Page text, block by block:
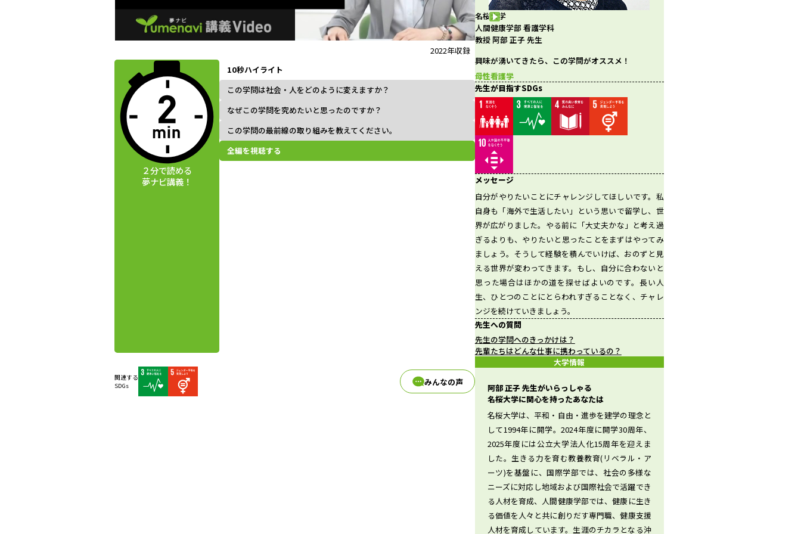
a
y
2022年収録
２分で読める
夢ナビ講義！
動画視聴前に
夢ナビ講義を
読んでみよう
10秒ハイライト
この学問は社会・人をどのように変えますか？
なぜこの学問を究めたいと思ったのですか？
この学問の最前線の取り組みを教えてください。
全編を視聴する
関連する
SDGs
みんなの声
名桜大学
人間健康学部 看護学科
教授 阿部 正子 先生
興味が湧いてきたら、この学問がオススメ！
母性看護学
先生が目指すSDGs
メッセージ
自分がやりたいことにチャレンジしてほしいです。私
自身も「海外で生活したい」という思いで留学し、世
界が広がりました。やる前に「大丈夫かな」と考え過
ぎるよりも、やりたいと思ったことをまずはやってみ
ましょう。そうして経験を積んでいけば、おのずと見
える世界が変わってきます。もし、自分に合わないと
思った場合はほかの道を探せばよいのです。長い人
生、ひとつのことにとらわれすぎることなく、チャレ
ンジを続けていきましょう。
先生への質問
先生の学問へのきっかけは？
先輩たちはどんな仕事に携わっているの？
大学情報
阿部 正子 先生がいらっしゃる
名桜大学に関心を持ったあなたは
名桜大学は、平和・自由・進歩を建学の理念と
して1994年に開学。2024年度に開学30周年、
2025年度には公立大学法人化15周年を迎えま
した。生きる力を育む教養教育(リベラル・ア
ーツ)を基盤に、国際学部では、社会の多様な
ニーズに対応し地域および国際社会で活躍でき
る人材を育成、人間健康学部では、健康に生き
る価値を人々と共に創りだす専門職、健康支援
人材を育成しています。生涯のチカラとなる沖